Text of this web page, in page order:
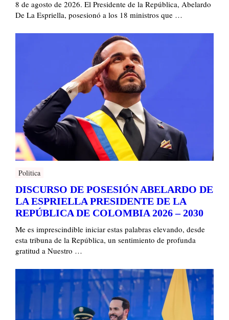
8 de agosto de 2026. El Presidente de la República, Abelardo
De La Espriella, posesionó a los 18 ministros que …
Politica
DISCURSO DE POSESIÓN ABELARDO DE
LA ESPRIELLA PRESIDENTE DE LA
REPÚBLICA DE COLOMBIA 2026 – 2030
Me es imprescindible iniciar estas palabras elevando, desde
esta tribuna de la República, un sentimiento de profunda
gratitud a Nuestro …